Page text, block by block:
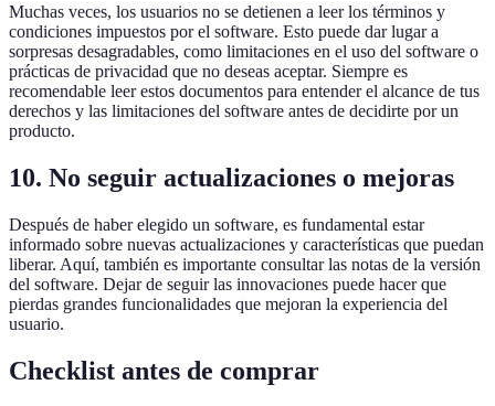
Muchas veces, los usuarios no se detienen a leer los términos y
condiciones impuestos por el software. Esto puede dar lugar a
sorpresas desagradables, como limitaciones en el uso del software o
prácticas de privacidad que no deseas aceptar. Siempre es
recomendable leer estos documentos para entender el alcance de tus
derechos y las limitaciones del software antes de decidirte por un
producto.
10. No seguir actualizaciones o mejoras
Después de haber elegido un software, es fundamental estar
informado sobre nuevas actualizaciones y características que puedan
liberar. Aquí, también es importante consultar las notas de la versión
del software. Dejar de seguir las innovaciones puede hacer que
pierdas grandes funcionalidades que mejoran la experiencia del
usuario.
Checklist antes de comprar